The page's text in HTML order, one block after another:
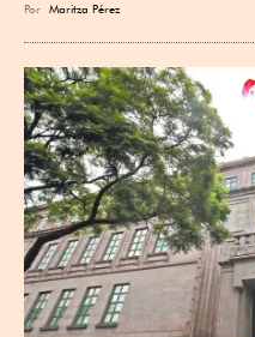
Por Maritza Pérez